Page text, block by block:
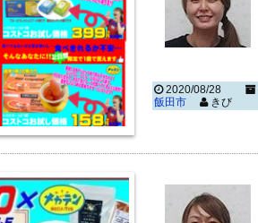
2020/08/28
飯田市
きび